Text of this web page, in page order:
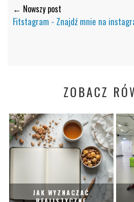
← Nowszy post
Fitstagram - Znajdź mnie na
ZOBACZ
JAK WYZNACZAĆ